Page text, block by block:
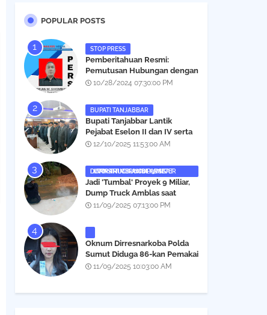
POPULAR POSTS
STOP PRESS
Pemberitahuan Resmi:
Pemutusan Hubungan dengan
Salah Satu Individu yang
Analisismedia.com
10/28/2024 07:30:00 PM
BUPATI TANJABBAR
‎Bupati Tanjabbar Lantik
Pejabat Eselon II dan IV serta
Fungsional, Berikut Nama dan
12/10/2025 11:53:00 AM
DUMP TRUCK AMBLAS SAAT LINTASI TIMBUNAN YANG DITANAMI CERUCUP 3 METER
‎Jadi 'Tumbal' Proyek 9 Miliar,
Dump Truck Amblas saat
Lintasi Timbunan yang
11/09/2025 07:13:00 PM
Oknum Dirresnarkoba Polda
Sumut Diduga 86-kan Pemakai
Narkoba Yang Didapatkan Saat
11/09/2025 10:03:00 AM